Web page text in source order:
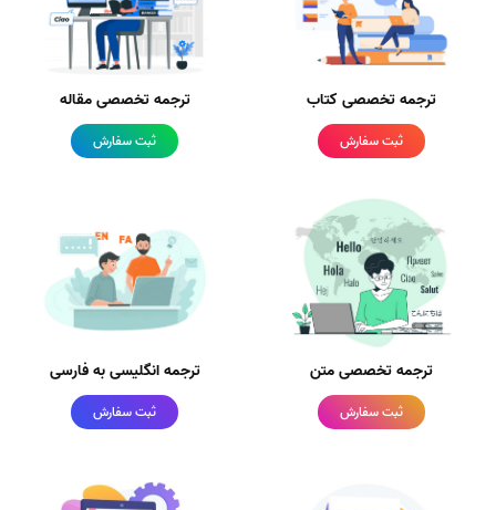
ترجمه تخصصی کتاب
ثبت سفارش
ترجمه تخصصی مقاله
ثبت سفارش
ترجمه تخصصی متن
ثبت سفارش
ترجمه انگلیسی به فارسی
ثبت سفارش